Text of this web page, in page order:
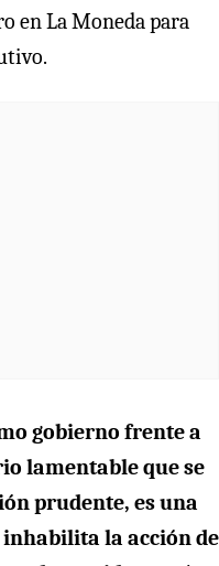
en La Moneda para
gobierno frente a
lamentable que se
prudente, es una
inhabilita la acción de